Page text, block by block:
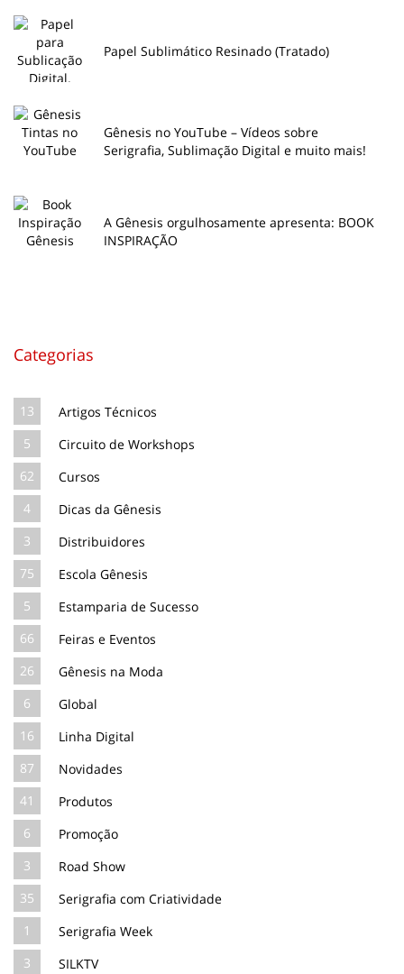
Papel Sublimático Resinado (Tratado)
Gênesis no YouTube – Vídeos sobre
Serigrafia, Sublimação Digital e muito mais!
A Gênesis orgulhosamente apresenta: BOOK
INSPIRAÇÃO
Categorias
13
Artigos Técnicos
5
Circuito de Workshops
62
Cursos
4
Dicas da Gênesis
3
Distribuidores
75
Escola Gênesis
5
Estamparia de Sucesso
66
Feiras e Eventos
26
Gênesis na Moda
6
Global
16
Linha Digital
87
Novidades
41
Produtos
6
Promoção
3
Road Show
35
Serigrafia com Criatividade
1
Serigrafia Week
3
SILKTV